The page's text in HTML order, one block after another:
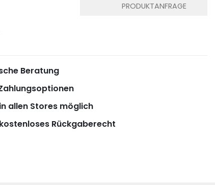
PRODUKTANFRAGE
Beratung
allen Stores möglich
Rückgaberecht